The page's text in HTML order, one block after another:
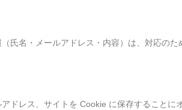
氏名・メールアドレス・内容）は、対応のた
ドレス、サイトを Cookie に保存すること